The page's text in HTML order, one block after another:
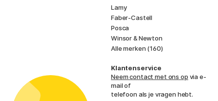
Lamy
Faber-Castell
Posca
Winsor & Newton
Alle merken (160)
Klantenservice
Neem contact met ons op via e-
mail of
telefoon als je vragen hebt.